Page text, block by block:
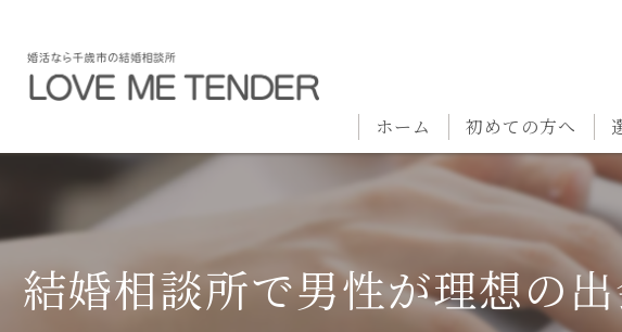
ホーム 初めての方へ
結婚相談所で男性が理想の